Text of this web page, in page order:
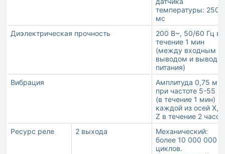
температуры: 250
мс
Диэлектрическая прочность
200 В~, 50/60 Гц в
течение 1 мин
(между входным
выводом и
питания)
Вибрация
Амплитуда 0,75 мм
при частоте 5-55 Гц
(в течение 1 мин) по
каждой из осей X,
Z в течение 2 часов
Ресурс реле
2 выхода
Механический:
более 10 000 000
циклов.